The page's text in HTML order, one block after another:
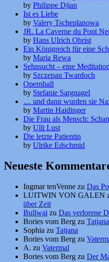
by Philippe Djian
Ist es Liebe
by Valery Tscheplanowa
JR. La Caverne du Pont
by Hans Ulrich Obrist
Ein Königreich für eine
by Maria Rewa
Sehnsucht – eine
by Szczepan Twardoch
Opernball
by Stefanie Sargnagel
… und dann wurden sie
by Martin Haidinger
Die Frau als Mensch:
by Ulli Lust
Die letzte Patientin
by Ulrike Edschmid
Neueste
Ingmar tenVenne zu Das
LUITWIN VON GALEN
über Zeit
Bullwai zu Das verlorene
Bories vom Berg zu Tatjana
Sophia zu Tatjana
Bories vom Berg zu
A. zu Vatermal
Bories vom Berg zu Der